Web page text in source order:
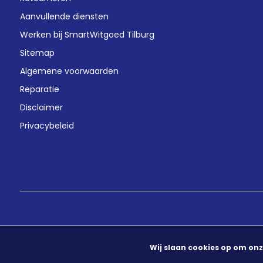
Aanvullende diensten
Werken bij SmartWitgoed Tilburg
Sitemap
Algemene voorwaarden
Reparatie
Disclaimer
Privacybeleid
Wij slaan cookies op om